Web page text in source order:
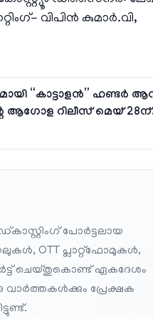
വിപിൻ കുമാർ.വി,
“കാട്ടാളൻ” ഹണ്ടർ
ആഗോള റിലീസ് മെയ്
പോർട്ടലായ
OTT പ്ലാറ്റ്‌ഫോമുകൾ,
ചെയ്തുകൊണ്ട് ഏകദേശം
വാർത്തകൾക്കും പ്രേക്ഷക